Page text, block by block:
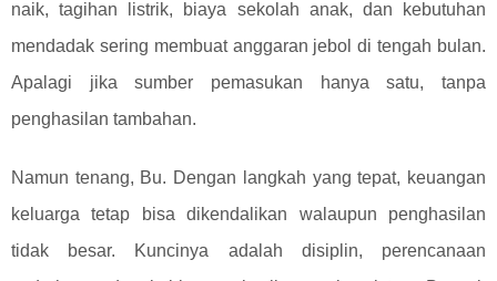
naik, tagihan listrik, biaya sekolah anak, dan kebutuhan
mendadak sering membuat anggaran jebol di tengah bulan.
Apalagi jika sumber pemasukan hanya satu, tanpa
penghasilan tambahan.
Namun tenang, Bu. Dengan langkah yang tepat, keuangan
keluarga tetap bisa dikendalikan walaupun penghasilan
tidak besar. Kuncinya adalah disiplin, perencanaan